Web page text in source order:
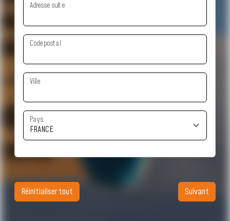
Adresse suite
Code postal
Ville
Pays
Réinitialiser tout Suivant